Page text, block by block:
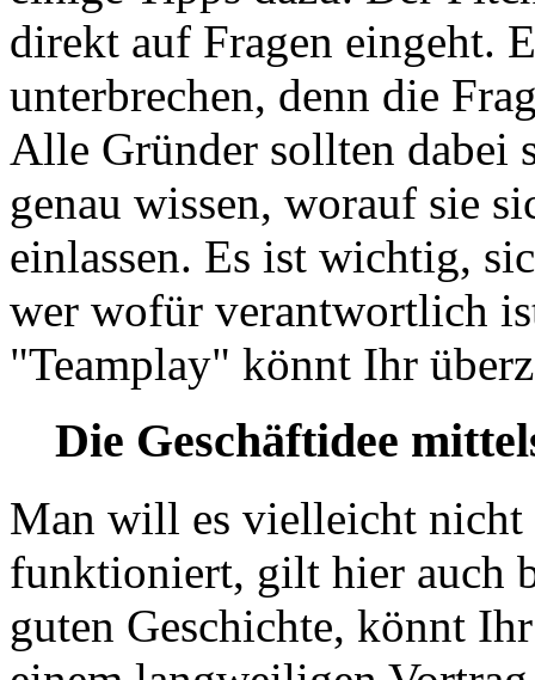
direkt auf Fragen eingeht.
unterbrechen, denn die
Alle Gründer sollten dabei
genau wissen, worauf sie
einlassen. Es ist wichtig,
wer wofür verantwortlich
"Teamplay" könnt Ihr
Die Geschäftidee
Man will es vielleicht nicht
funktioniert, gilt hier auch
guten Geschichte, könnt